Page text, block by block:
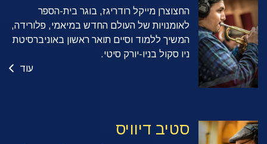
החצוצרן מייקל רודריגז, בוגר בית-הספר
לאומנויות של העולם החדש במיאמי, פלורידה,
המשיך ללמוד וסיים תואר ראשון באוניברסיטת
ניו סקול בניו-יורק סיטי.
עוד
סטיב דיוויס